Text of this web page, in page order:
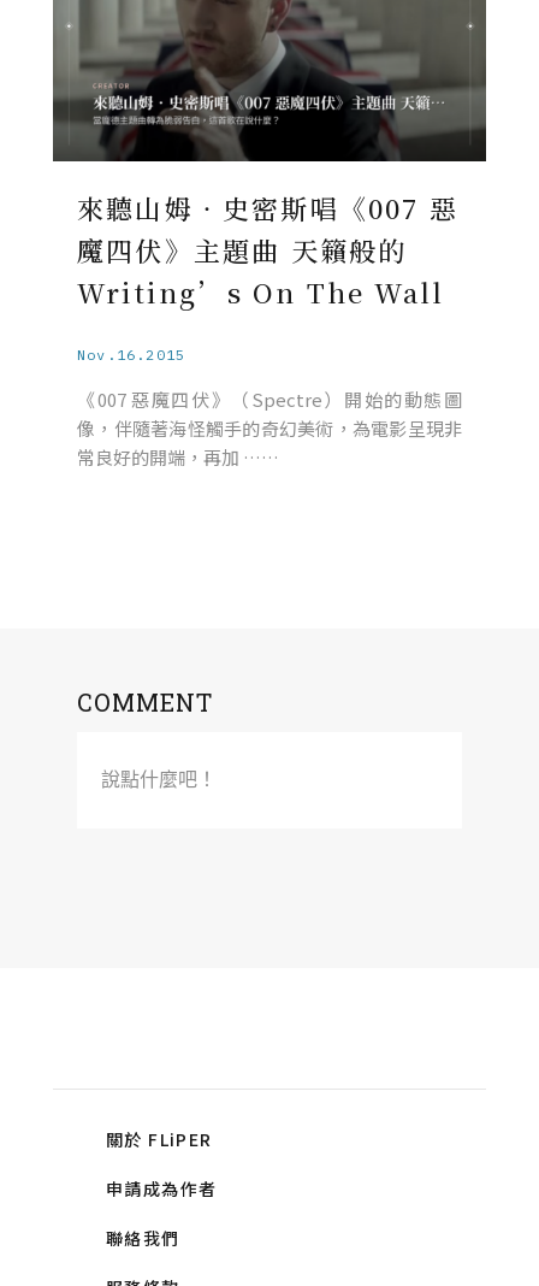
來聽山姆‧史密斯唱《007 惡
魔四伏》主題曲 天籟般的
Writing’s On The Wall
Nov.16.2015
《007 惡魔四伏》（Spectre）開始的動態圖
像，伴隨著海怪觸手的奇幻美術，為電影呈現非
常良好的開端，再加 ……
COMMENT
說點什麼吧！
關於 FLiPER
申請成為作者
聯絡我們